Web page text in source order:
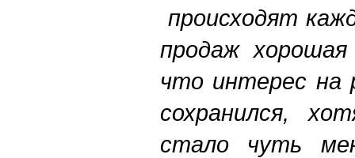
происходят
продаж
что интерес на
сохранился,
стало чуть